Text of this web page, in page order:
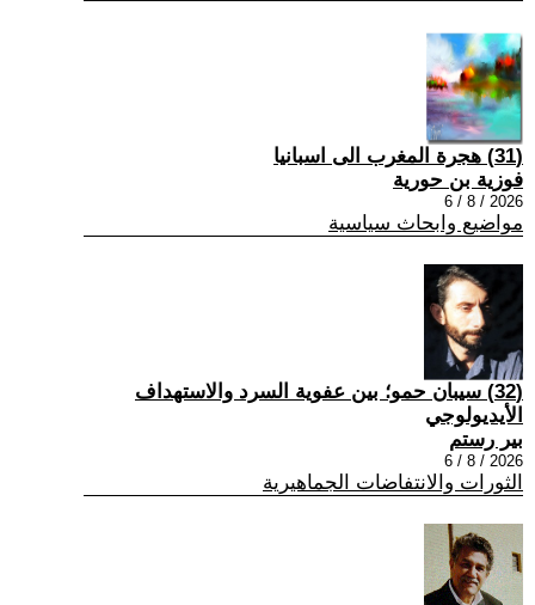
(31) هجرة المغرب الى اسبانيا
فوزية بن حورية
2026 / 8 / 6
مواضيع وابحاث سياسية
(32) سيبان حمو؛ بين عفوية السرد والاستهداف
الأيديولوجي
بير رستم
2026 / 8 / 6
الثورات والانتفاضات الجماهيرية